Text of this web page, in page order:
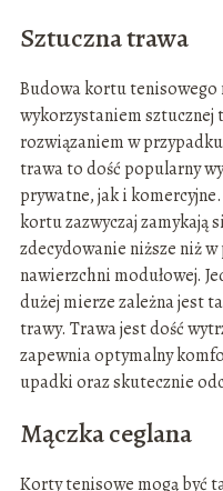
Sztuczna trawa
Budowa kortu tenisowego
wykorzystaniem sztucznej
rozwiązaniem w
trawa to dość popularny
prywatne, jak i
kortu zazwyczaj zamykają
zdecydowanie niższe niż
nawierzchni modułowej.
dużej mierze zależna jest
trawy. Trawa jest dość
zapewnia optymalny
upadki oraz skutecznie
Mączka ceglana
Korty tenisowe mogą być